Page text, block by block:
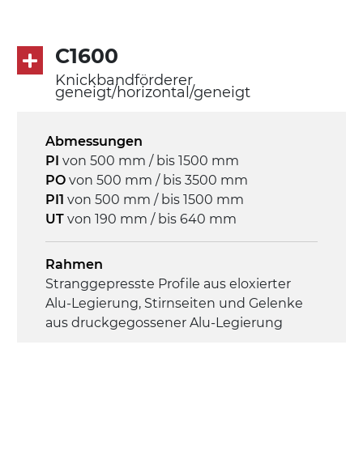
230/400Vac-50Hz-3Ph
Geschwindigkeit
Steuerung
On/Off, E-Stopp, Motor-
Überlastungsschutz
C1600
Knickbandförderer
geneigt/horizontal/geneigt
Abmessungen
PI von 500 mm / bis 1500 mm
PO von 500 mm / bis 3500 mm
PI1 von 500 mm / bis 1500 mm
UT von 190 mm / bis 640 mm
Rahmen
Stranggepresste Profile aus eloxierter
Alu-Legierung, Stirnseiten und Gelenke
aus druckgegossener Alu-Legierung